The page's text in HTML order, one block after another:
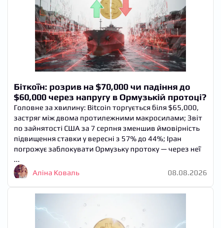
Біткоїн: розрив на $70,000 чи падіння до
$60,000 через напругу в Ормузькій протоці?
Головне за хвилину: Bitcoin торгується біля $65,000,
застряг між двома протилежними макросилами; Звіт
по зайнятості США за 7 серпня зменшив ймовірність
підвищення ставки у вересні з 57% до 44%; Іран
погрожує заблокувати Ормузьку протоку — через неї
...
Аліна Коваль
08.08.2026